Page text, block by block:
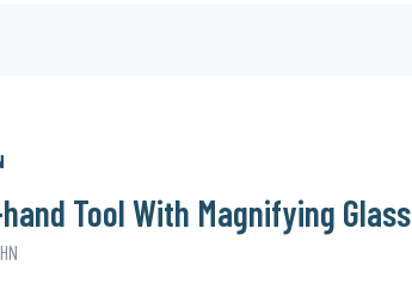
Tool With Magnifying Glass